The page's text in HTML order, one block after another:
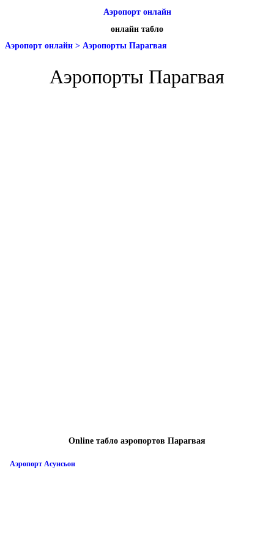
Аэропорт онлайн
онлайн табло
Аэропорт онлайн > Аэропорты Парагвая
Аэропорты Парагвая
Online табло аэропортов Парагвая
Аэропорт Асунсьон